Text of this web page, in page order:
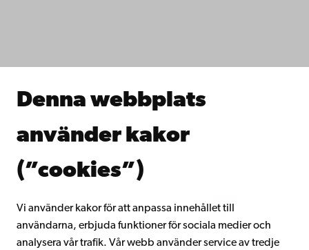
Denna webbplats
använder kakor
(”cookies”)
Vi använder kakor för att anpassa innehållet till
användarna, erbjuda funktioner för sociala medier och
analysera vår trafik. Vår webb använder service av tredje
Samarbeta med oss
Kontinuerligt lärande
Gå med i Åbo Akademis alumnnätverk
Intranätet
Facebook InstagramYouTube LinkedIn Blog Snapchat